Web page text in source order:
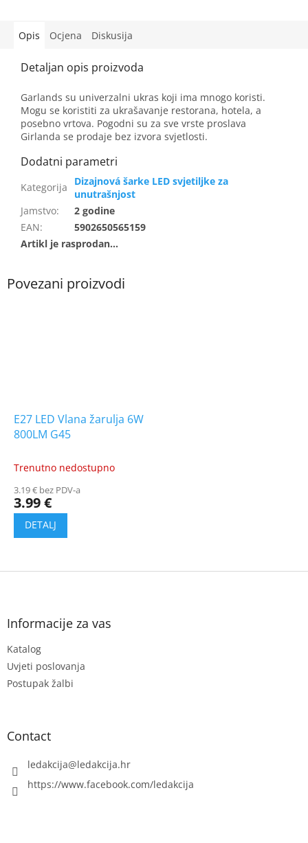
E27 LED Vlana žarulja 6W
800LM G45
Trenutno nedostupno
3.19 € bez PDV-a
3.99 €
Opis Ocjena Diskusija
Garlands su univerzalni ukras koji ima mnogo koristi.
Mogu se koristiti za ukrašavanje restorana, hotela, a
posebno vrtova. Pogodni su za sve vrste proslava
Girlanda se prodaje bez izvora svjetlosti.
Dizajnová šarke LED svjetiljke za
unutrašnjost
Jamstvo:
2 godine
EAN: 5902650565159
F
Informacije za vas
Katalog
Uvjeti poslovanja
Postupak žalbi
Contact
ledakcija@ledakcija.hr
https://www.facebook.com/ledakcija